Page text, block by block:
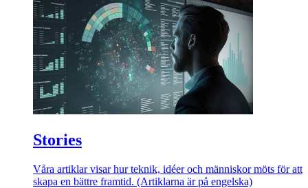
Stories
Våra artiklar visar hur teknik, idéer och människor möts för att
skapa en bättre framtid. (Artiklarna är på engelska)